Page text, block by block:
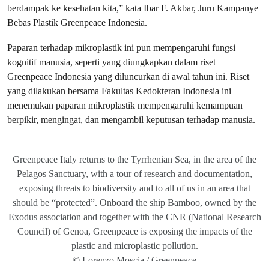
berdampak ke kesehatan kita,” kata Ibar F. Akbar, Juru Kampanye
Bebas Plastik Greenpeace Indonesia.
Paparan terhadap mikroplastik ini pun mempengaruhi fungsi
kognitif manusia, seperti yang diungkapkan dalam riset
Greenpeace Indonesia yang diluncurkan di awal tahun ini. Riset
yang dilakukan bersama Fakultas Kedokteran Indonesia ini
menemukan paparan mikroplastik mempengaruhi kemampuan
berpikir, mengingat, dan mengambil keputusan terhadap manusia.
Greenpeace Italy returns to the Tyrrhenian Sea, in the area of the
Pelagos Sanctuary, with a tour of research and documentation,
exposing threats to biodiversity and to all of us in an area that
should be “protected”. Onboard the ship Bamboo, owned by the
Exodus association and together with the CNR (National Research
Council) of Genoa, Greenpeace is exposing the impacts of the
plastic and microplastic pollution.